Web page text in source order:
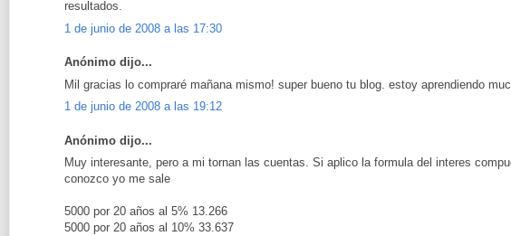
resultados.
1 de junio de 2008 a las 17:30
Anónimo dijo...
Mil gracias lo compraré mañana mismo! super bueno tu blog. estoy aprendiendo
1 de junio de 2008 a las 19:12
Anónimo dijo...
Muy interesante, pero a mi tornan las cuentas. Si aplico la formula del interes
conozco yo me sale
5000 por 20 años al 5% 13.266
5000 por 20 años al 10% 33.637